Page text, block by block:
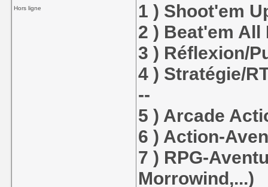
Hors ligne
1 ) Shoot'em
2 ) Beat'em All
3 ) Réflexion/
4 ) Stratégie/
--
5 ) Arcade
6 ) Action-
7 ) RPG-
Morrowind,...)